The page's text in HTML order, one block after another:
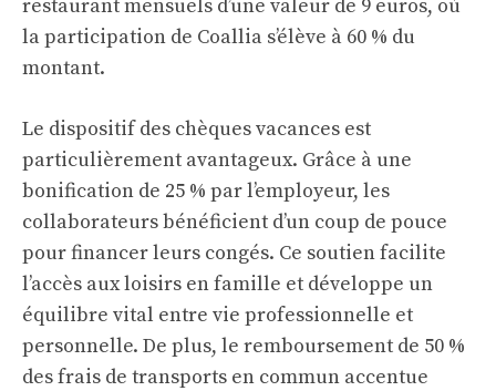
restaurant mensuels d’une valeur de 9 euros, où
la participation de Coallia s’élève à 60 % du
montant.
Le dispositif des chèques vacances est
particulièrement avantageux. Grâce à une
bonification de 25 % par l’employeur, les
collaborateurs bénéficient d’un coup de pouce
pour financer leurs congés. Ce soutien facilite
l’accès aux loisirs en famille et développe un
équilibre vital entre vie professionnelle et
personnelle. De plus, le remboursement de 50 %
des frais de transports en commun accentue